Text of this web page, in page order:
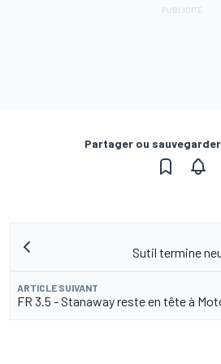
Partager ou
Sutil termine
ARTICLE SUIVANT
FR 3.5 - Stanaway reste en tête à